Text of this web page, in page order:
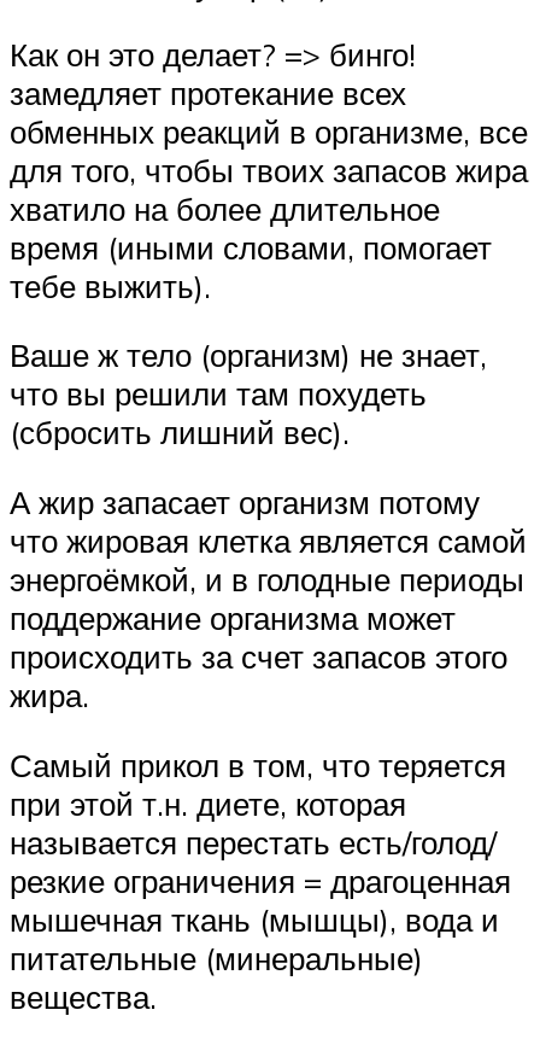
Как он это делает? => бинго!
замедляет протекание всех
обменных реакций в организме, все
для того, чтобы твоих запасов жира
хватило на более длительное
время (иными словами, помогает
тебе выжить).
Ваше ж тело (организм) не знает,
что вы решили там похудеть
(сбросить лишний вес).
А жир запасает организм потому
что жировая клетка является самой
энергоёмкой, и в голодные периоды
поддержание организма может
происходить за счет запасов этого
жира.
Самый прикол в том, что теряется
при этой т.н. диете, которая
называется перестать есть/голод/
резкие ограничения = драгоценная
мышечная ткань (мышцы), вода и
питательные (минеральные)
вещества.